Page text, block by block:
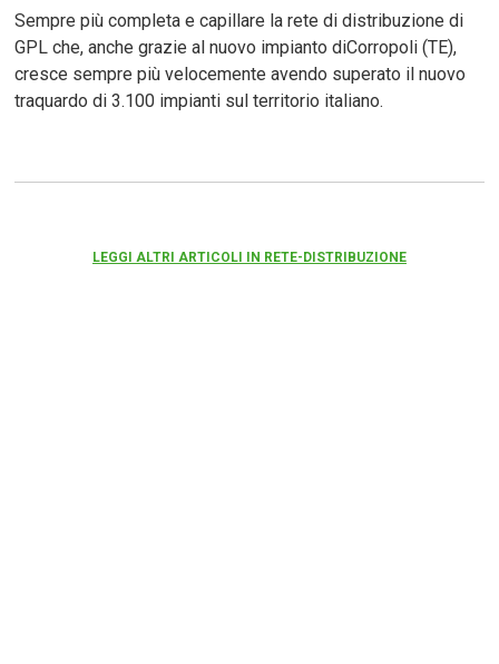
Sempre più completa e capillare la rete di distribuzione di
GPL che, anche grazie al nuovo impianto diCorropoli (TE),
cresce sempre più velocemente avendo superato il nuovo
traquardo di 3.100 impianti sul territorio italiano.
LEGGI ALTRI ARTICOLI IN RETE-DISTRIBUZIONE